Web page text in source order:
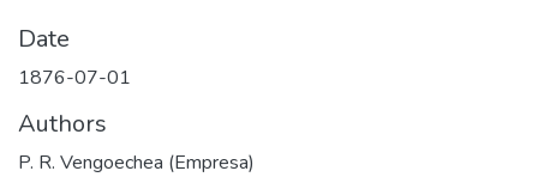
Date
1876-07-01
Authors
P. R. Vengoechea (Empresa)